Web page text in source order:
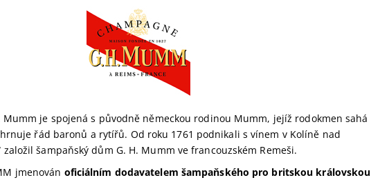
Mumm je spojená s původně německou rodinou Mumm, jejíž rodokmen sahá
řád baronů a rytířů. Od roku 1761 podnikali s vínem v Kolíně nad
založil šampaňský dům G. H. Mumm ve francouzském Remeši.
jmenován oficiálním dodavatelem šampaňského pro britskou královskou